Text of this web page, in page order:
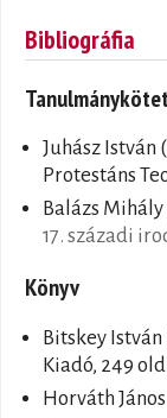
Bibliográfia
Tanulmánykötet
Juhász István
Protestáns
Balázs Mihály
17. századi
Könyv
Bitskey István
Kiadó, 249
Horváth János